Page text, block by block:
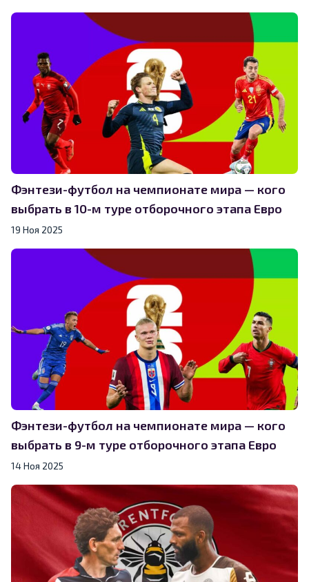
Фэнтези-футбол на чемпионате мира — кого
выбрать в 10-м туре отборочного этапа Евро
19 Ноя 2025
Фэнтези-футбол на чемпионате мира — кого
выбрать в 9-м туре отборочного этапа Евро
14 Ноя 2025